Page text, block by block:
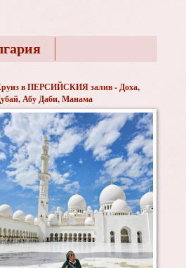
в ПЕРСИЙСКИЯ залив - Доха,
Абу Даби, Манама